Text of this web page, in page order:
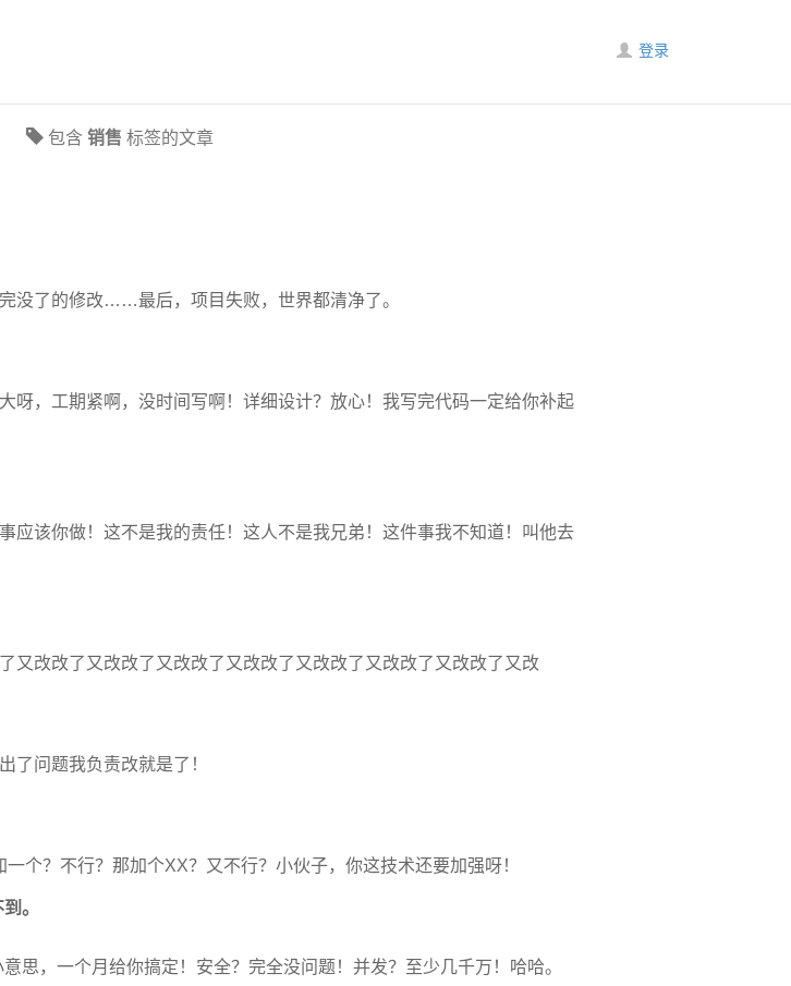
登录
包含销售 标签的文章
没了的修改……最后，项目失败，世界都清净了。
呀，工期紧啊，没时间写啊！详细设计？放心！我写完代码一定给你补起
应该你做！这不是我的责任！这人不是我兄弟！这件事我不知道！叫他去
又改改了又改改了又改改了又改改了又改改了又改改了又改改了又改
了问题我负责改就是了！
个？不行？那加个XX？又不行？小伙子，你这技术还要加强呀！
。
思，一个月给你搞定！安全？完全没问题！并发？至少几千万！哈哈。